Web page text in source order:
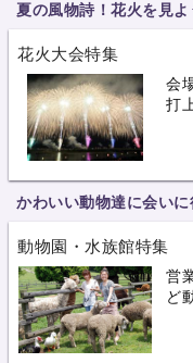
夏の風物詩！花火を見よ
花火大会特集
会
打
かわいい動物達に会いに
動物園・水族館特集
営
ど